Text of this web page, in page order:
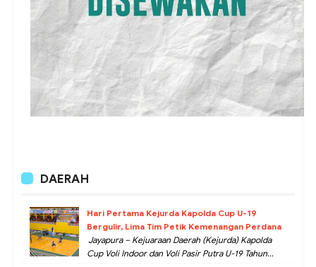
DAERAH
Hari Pertama Kejurda Kapolda Cup U-19
Bergulir, Lima Tim Petik Kemenangan Perdana
Jayapura – Kejuaraan Daerah (Kejurda) Kapolda
Cup Voli Indoor dan Voli Pasir Putra U-19 Tahun...